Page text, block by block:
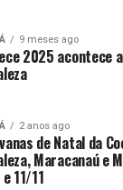
9 meses ago
2025 acontece
2 anos ago
de Natal da
Maracanaú e
11/11